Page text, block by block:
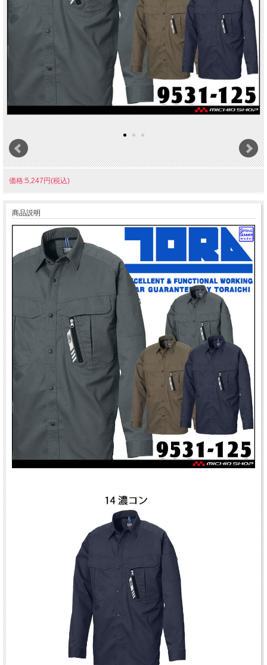
価格:5,247円(税込)
商品説明